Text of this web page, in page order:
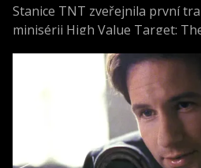
Stanice TNT zveřejnila první
minisérii High Value Target:
novodobých dějin.